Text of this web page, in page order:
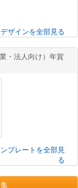
ザインを全部見る
・法人向け）年賀
プレートを全部見
る